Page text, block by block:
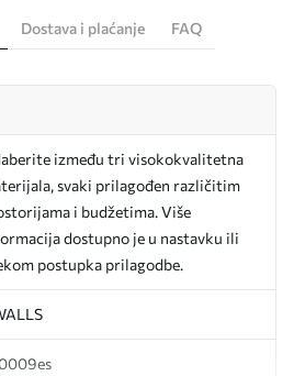
Dostava i plaćanje FAQ
između tri visokokvalitetna
svaki prilagođen različitim
i budžetima. Više
dostupno je u nastavku ili
postupka prilagodbe.